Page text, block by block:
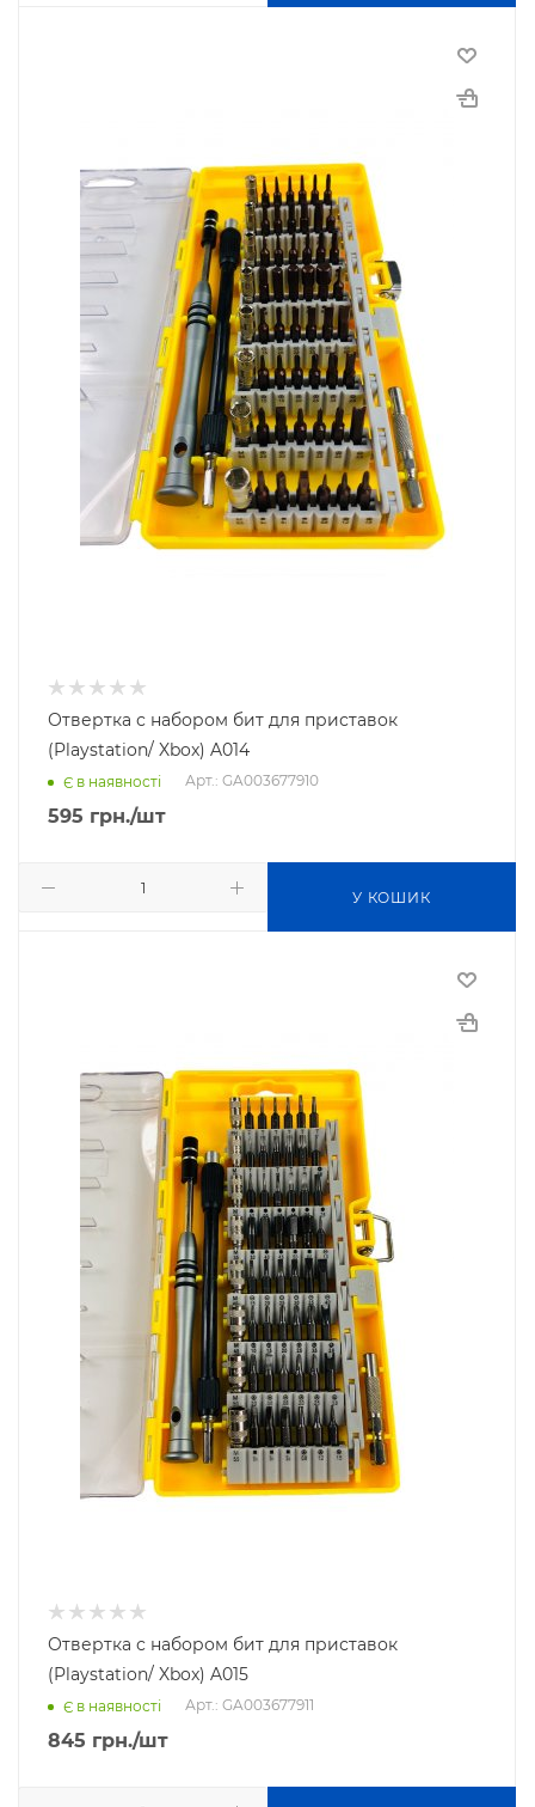
Отвертка с набором бит для приставок
(Playstation/ Xbox) A014
Є в наявності Арт.: GA003677910
595 грн./шт
У КОШИК
Отвертка с набором бит для приставок
(Playstation/ Xbox) A015
Є в наявності Арт.: GA003677911
845 грн./шт